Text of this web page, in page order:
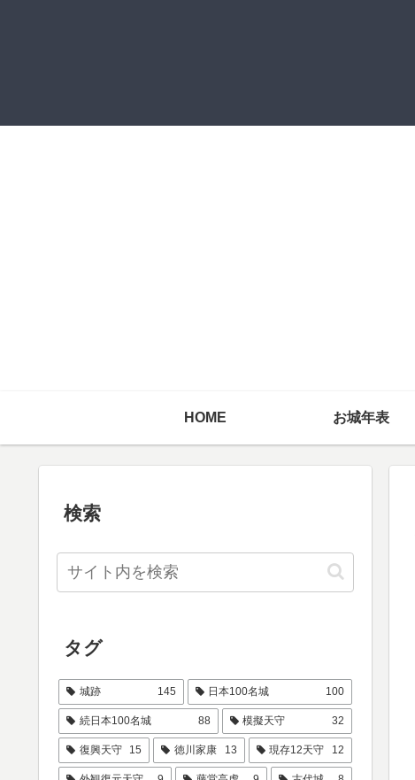
HOME お城年表
検索
タグ
城跡 145 日本100名城 100
続日本100名城 88 模擬天守 32
復興天守 15 徳川家康 13 現存12天守 12